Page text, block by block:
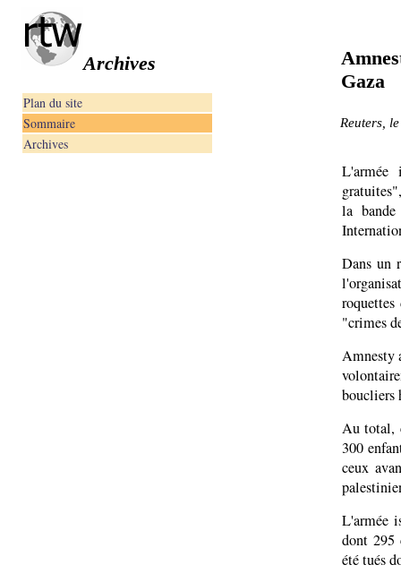
Archives
Plan du site
Sommaire
Archives
Gaza
Reuters,
L'armée
la
Dans un
"crimes
Amnesty
boucliers
Au total,
300
ceux
L'armée
dont 295
été tués